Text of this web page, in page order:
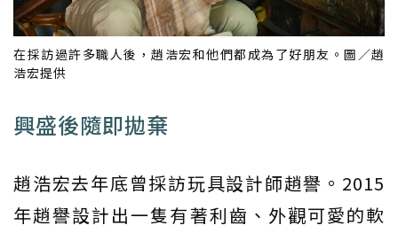
在採訪過許多職人後，趙浩宏和他們都成為了好朋友。圖／趙
浩宏提供
興盛後隨即拋棄
趙浩宏去年底曾採訪玩具設計師趙譽。2015
年趙譽設計出一隻有著利齒、外觀可愛的軟